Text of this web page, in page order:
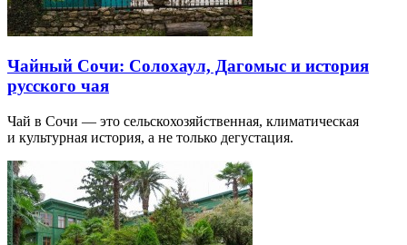
Чайный Сочи: Солохаул, Дагомыс и история
русского чая
Чай в Сочи — это сельскохозяйственная, климатическая
и культурная история, а не только дегустация.